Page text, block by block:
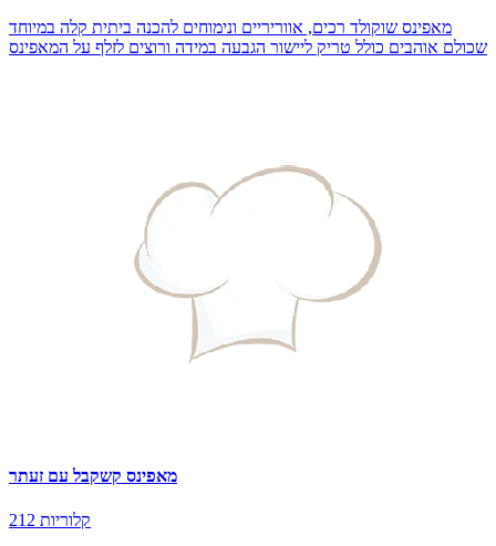
מאפינס שוקולד רכים, אווריריים ונימוחים להכנה ביתית קלה במיוחד
שכולם אוהבים כולל טריק ליישור הגבעה במידה ורוצים לזלף על המאפינס
מאפינס קשקבל עם זעתר
212 קלוריות